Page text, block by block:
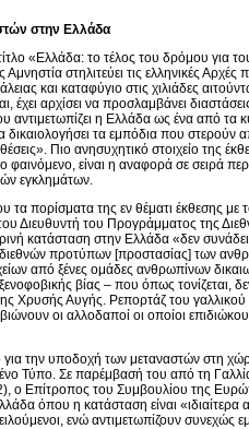
στην Ελλάδα
«Ελλάδα: το τέλος του δρόμου για
στηλιτεύει τις ελληνικές Αρχές
και καταφύγιο στις χιλιάδες
αρχίσει να προσλαμβάνει
η Ελλάδα ως ένα από τα
τα εμπόδια που
Πιο ανησυχητικό στοιχείο της
είναι η αναφορά σε σειρά
εγκλημάτων.
πορίσματα της εν θέματι έκθεσης με
του Προγράμματος της
κατάσταση στην Ελλάδα «δεν
προτύπων [προστασίας] των
από ξένες ομάδες ανθρωπίνων
βίας – που όπως τονίζεται,
Χρυσής Αυγής. Ρεπορτάζ του γαλλικού
οι αλλοδαποί οι οποίοι
την υποδοχή των μεταναστών στη
Τύπο. Σε παρέμβασή του από τη
ο Επίτροπος του Συμβουλίου της
όπου η κατάσταση είναι «ιδιαίτερα
ενώ αντιμετωπίζουν συνεχώς